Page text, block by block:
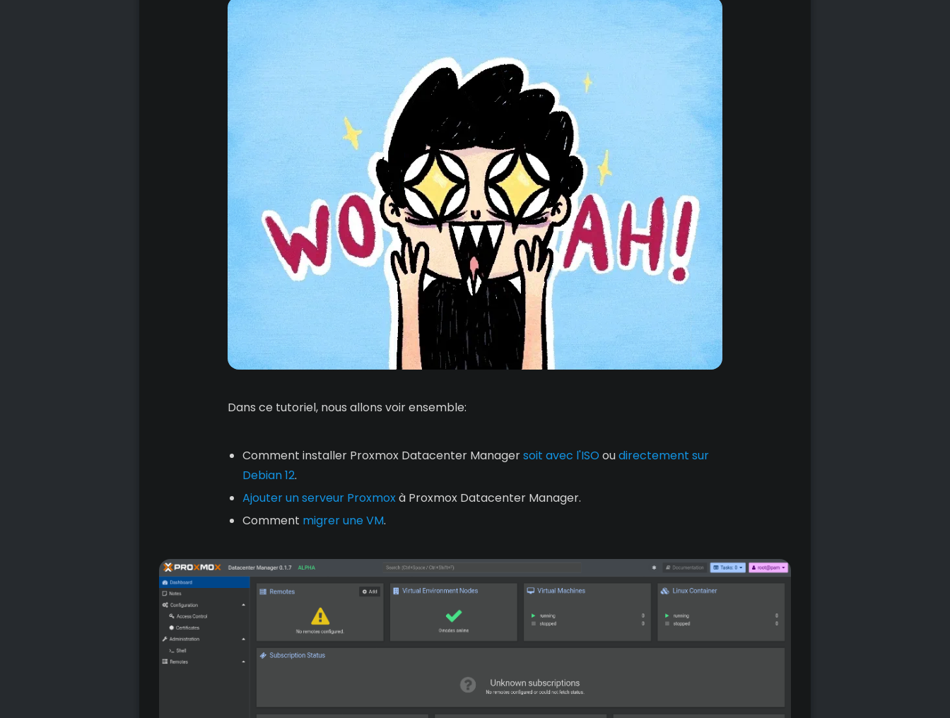
Dans ce tutoriel, nous allons voir ensemble:
Comment installer Proxmox Datacenter Managersoit avec l'ISO oudirectement sur
Debian 12.
Ajouter un serveur Proxmoxà Proxmox Datacenter Manager.
Comment migrer une VM.